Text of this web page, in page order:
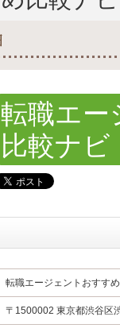
転職エー
比較ナビ
転職エージェントおすす
〒1500002 東京都渋谷区